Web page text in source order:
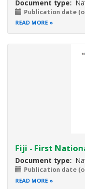
Document type
Publication date
READ MORE
Fiji - First
Document type
Publication date
READ MORE